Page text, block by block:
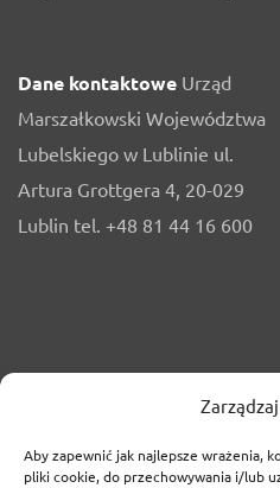
Aby zapewnić jak najlepsze wrażenia,
pliki cookie, do przechowywania i/lub
Dane kontaktowe Urząd
Marszałkowski Województwa
Lubelskiego w Lublinie ul.
Artura Grottgera 4, 20-029
Lublin tel. +48 81 44 16 600